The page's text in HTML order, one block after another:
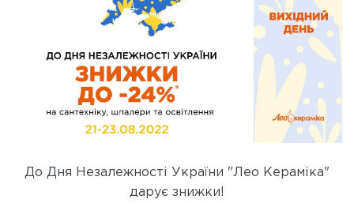
До Дня Незалежності України "Лео Кераміка"
дарує знижки!